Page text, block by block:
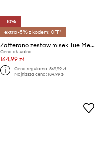
-10%
extra -5% z kodem: OFF*
Zafferano zestaw misek Tue Medium Bowl 800 ml 6-pack
Cena aktualna:
164,99 zł
Cena regularna:369,99 zł
Najniższa cena:184,99 zł